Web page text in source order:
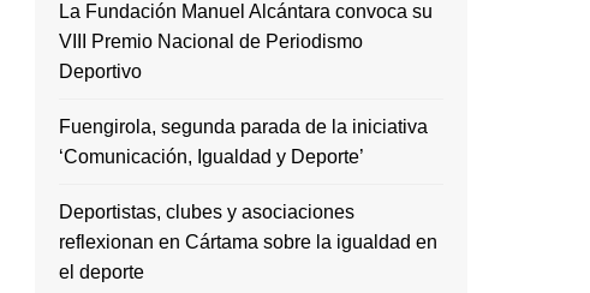
La Fundación Manuel Alcántara convoca su
VIII Premio Nacional de Periodismo
Deportivo
Fuengirola, segunda parada de la iniciativa
‘Comunicación, Igualdad y Deporte’
Deportistas, clubes y asociaciones
reflexionan en Cártama sobre la igualdad en
el deporte